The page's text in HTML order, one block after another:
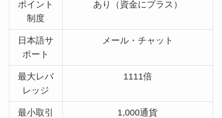
ポイント
制度
あり（資金にプラス）
日本語サ
ポート
メール・チャット
最大レバ
レッジ
1111倍
最小取引
1,000通貨